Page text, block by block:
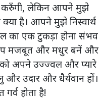
करुँगी, लेकिन आपने मुझे
है। आपने मुझे निस्वार्थ
का एक टुकड़ा होना संभव
आप मजबूत और मधुर बनें और
को अपने उज्ज्वल और प्यारे
और उदार और धैर्यवान हों।
होता है!